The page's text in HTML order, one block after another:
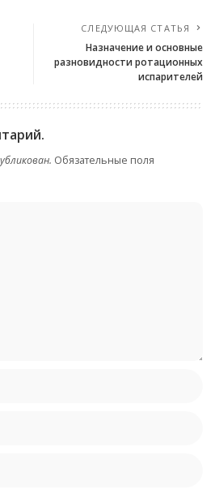
СЛЕДУЮЩАЯ СТАТЬЯ
Назначение и основные
разновидности ротационных
испарителей
Обязательные поля